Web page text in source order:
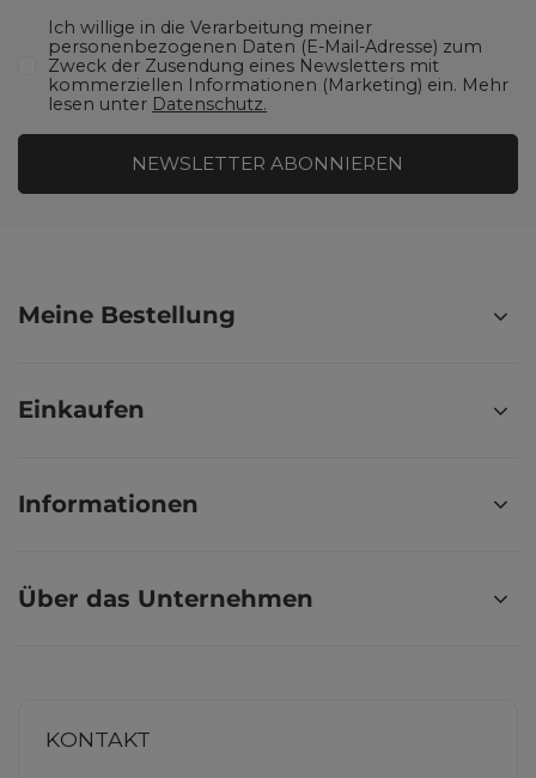
Ich willige in die Verarbeitung meiner
personenbezogenen Daten (E-Mail-Adresse) zum
Zweck der Zusendung eines Newsletters mit
kommerziellen Informationen (Marketing) ein. Mehr
lesen unter Datenschutz.
NEWSLETTER ABONNIEREN
Meine Bestellung
Einkaufen
Informationen
Über das Unternehmen
KONTAKT